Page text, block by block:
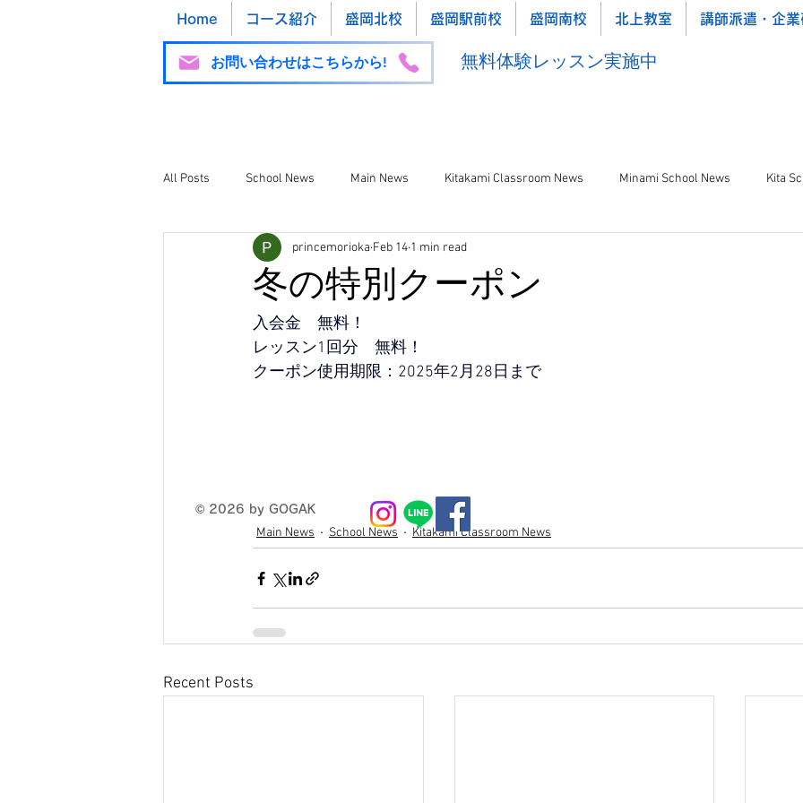
Home コース紹介 盛岡北校 盛岡駅前校 盛岡南校 北上教室 講師派遣・企業
お問い合わせはこちらから! 無料体験レッスン実施中
All Posts School News Main News Kitakami Classroom News Minami School News Kita
Ekimae School News
冬の特別クーポン
princemorioka Feb 14 1 min read
入会金　無料！
レッスン1回分　無料！
クーポン使用期限：2025年2月28日まで
Main News School News Kitakami Classroom News
Recent Posts
© 2026 by GOGAK